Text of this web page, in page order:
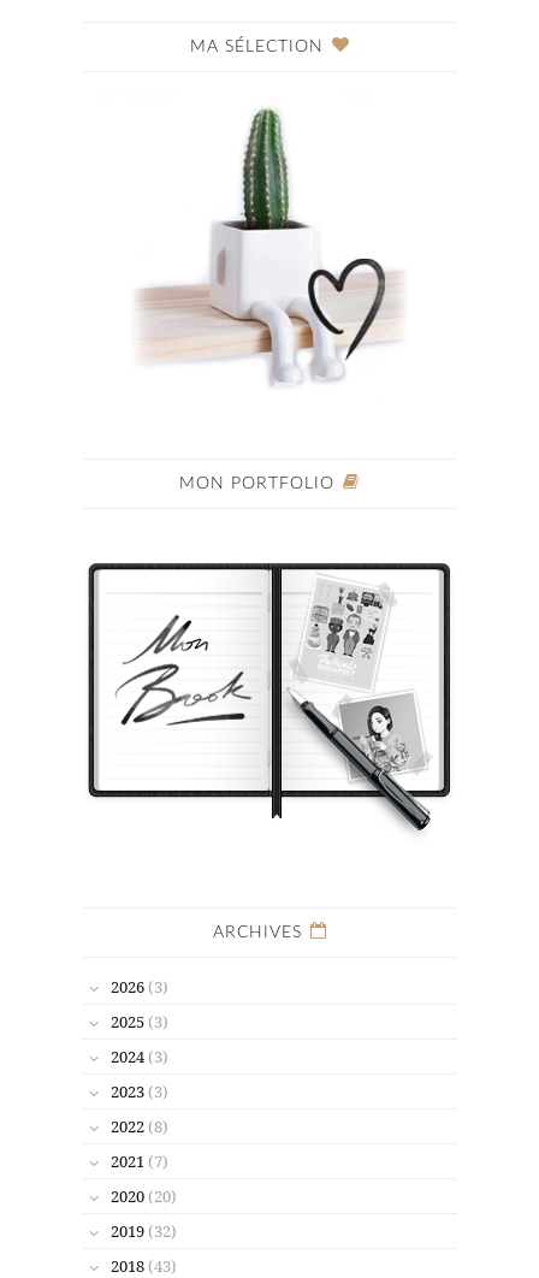
MA SÉLECTION
MON PORTFOLIO
ARCHIVES
2026 (3)
2025 (3)
2024 (3)
2023 (3)
2022 (8)
2021 (7)
2020 (20)
2019 (32)
2018 (43)